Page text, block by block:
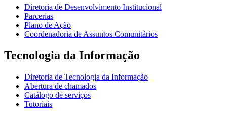
Diretoria de Desenvolvimento Institucional
Parcerias
Plano de Ação
Coordenadoria de Assuntos Comunitários
Tecnologia da Informação
Diretoria de Tecnologia da Informação
Abertura de chamados
Catálogo de serviços
Tutoriais